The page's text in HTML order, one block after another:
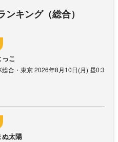
キング（総合）
こ
総合・東京 2026年8月10日(月) 昼0:3
ぬ太陽